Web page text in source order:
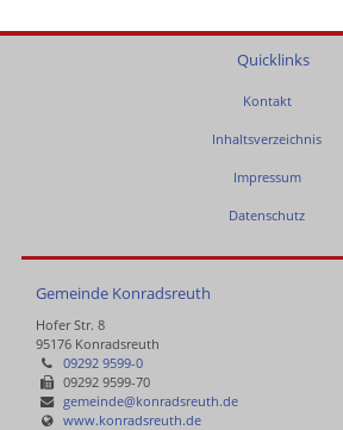
Quicklinks
Kontakt
Inhaltsverzeichnis
Impressum
Datenschutz
Gemeinde Konradsreuth
Hofer Str. 8
95176 Konradsreuth
09292 9599-0
09292 9599-70
gemeinde@konradsreuth.de
www.konradsreuth.de